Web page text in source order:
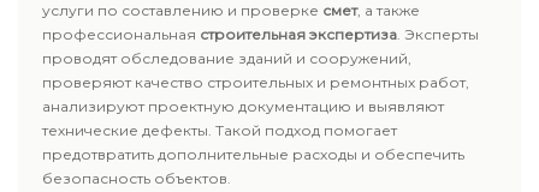
услуги по составлению и проверке смет, а также
профессиональная строительная экспертиза. Эксперты
проводят обследование зданий и сооружений,
проверяют качество строительных и ремонтных работ,
анализируют проектную документацию и выявляют
технические дефекты. Такой подход помогает
предотвратить дополнительные расходы и обеспечить
безопасность объектов.